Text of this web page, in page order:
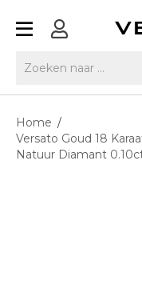
Home /
Versato Goud 18
Natuur Diamant